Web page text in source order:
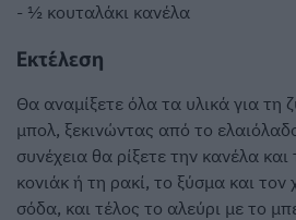
- ½ κουταλάκι κανέλα
Εκτέλεση
Θα αναμίξετε όλα τα υλικά για τη
μπολ, ξεκινώντας από το
συνέχεια θα ρίξετε την κανέλα
κονιάκ ή τη ρακί, το ξύσμα και
σόδα, και τέλος το αλεύρι με το